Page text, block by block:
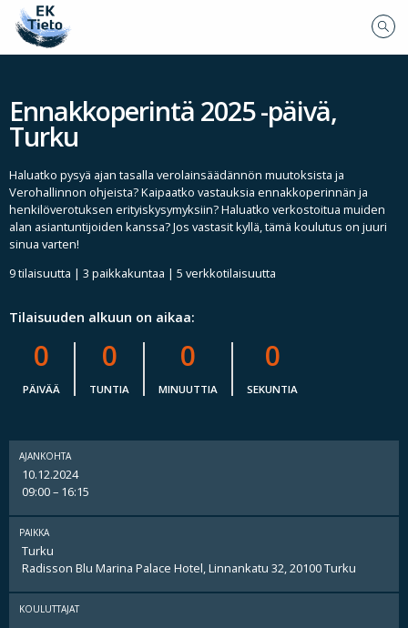
Ennakkoperintä 2025 -päivä,
Turku
Haluatko pysyä ajan tasalla verolainsäädännön muutoksista ja
Verohallinnon ohjeista? Kaipaatko vastauksia ennakkoperinnän ja
henkilöverotuksen erityiskysymyksiin? Haluatko verkostoitua muiden
alan asiantuntijoiden kanssa? Jos vastasit kyllä, tämä koulutus on juuri
sinua varten!
9 tilaisuutta | 3 paikkakuntaa | 5 verkkotilaisuutta
Tilaisuuden alkuun on aikaa:
0
PÄIVÄÄ
0
TUNTIA
0
MINUUTTIA
0
SEKUNTIA
AJANKOHTA
10.12.2024
09:00 – 16:15
PAIKKA
Turku
Radisson Blu Marina Palace Hotel, Linnankatu 32, 20100 Turku
KOULUTTAJAT